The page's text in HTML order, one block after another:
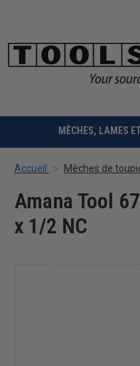
MÈCHES, LAMES
Accueil
Mèches de
Amana Tool
x 1/2 NC